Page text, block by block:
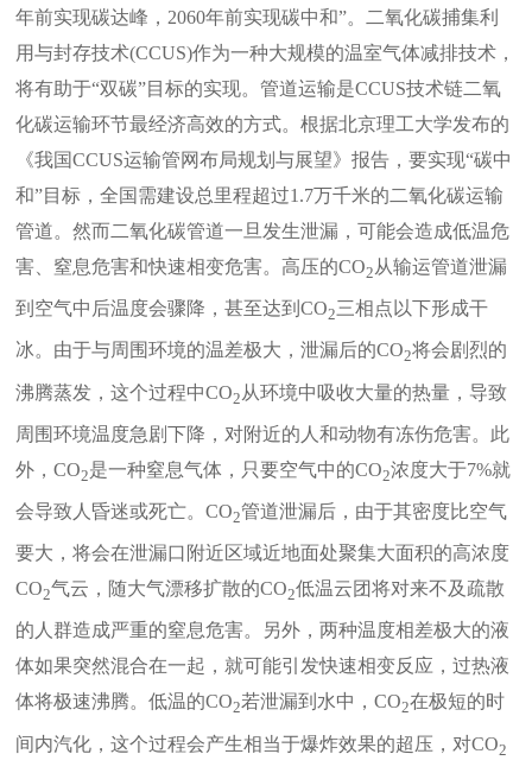
年前实现碳达峰， 2060年前实现碳中和”。二氧化碳捕集利
用与封存技术(CCUS)作为一种大规模的温室气体减排技术，
将有助于“双碳”目标的实现。管道运输是CCUS技术链二氧
化碳运输环节最经济高效的方式。根据北京理工大学发布的
《我国CCUS运输管网布局规划与展望》报告，要实现“碳中
和”目标，全国需建设总里程超过1.7万千米的二氧化碳运输
管道。然而二氧化碳管道一旦发生泄漏，可能会造成低温危
害、窒息危害和快速相变危害。高压的CO2从输运管道泄漏
到空气中后温度会骤降，甚至达到CO2三相点以下形成干
冰。由于与周围环境的温差极大，泄漏后的CO2将会剧烈的
沸腾蒸发，这个过程中CO2从环境中吸收大量的热量，导致
周围环境温度急剧下降，对附近的人和动物有冻伤危害。此
外，CO2是一种窒息气体，只要空气中的CO2浓度大于7%就
会导致人昏迷或死亡。CO2管道泄漏后，由于其密度比空气
要大，将会在泄漏口附近区域近地面处聚集大面积的高浓度
CO2气云，随大气漂移扩散的CO2低温云团将对来不及疏散
的人群造成严重的窒息危害。另外，两种温度相差极大的液
体如果突然混合在一起，就可能引发快速相变反应，过热液
体将极速沸腾。低温的CO2若泄漏到水中，CO2在极短的时
间内汽化，这个过程会产生相当于爆炸效果的超压，对CO2